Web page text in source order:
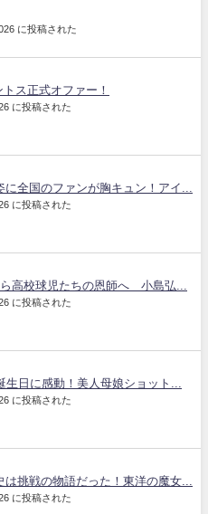
に投稿された
ス正式オファー！
に投稿された
に全国のファンが胸キュン！アイ...
に投稿された
高校球児たちの恩師へ 小島弘...
に投稿された
生日に感動！美人母娘ショット...
に投稿された
は挑戦の物語だった！東洋の魔女...
に投稿された